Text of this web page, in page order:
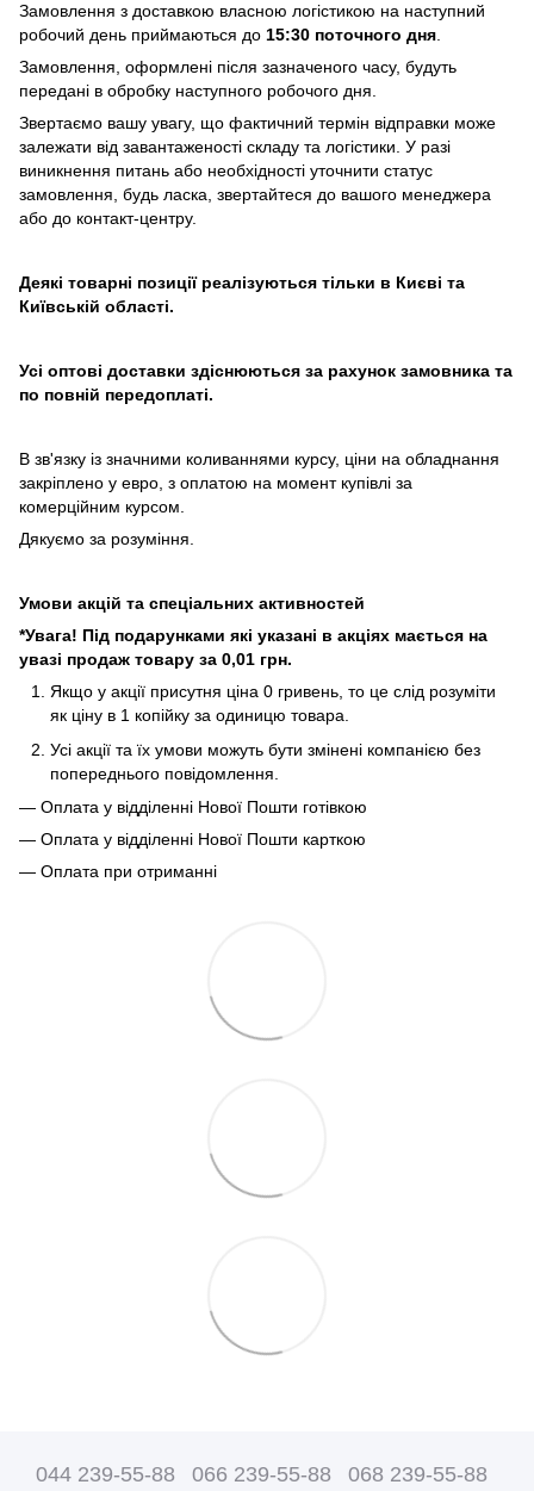
Замовлення з доставкою власною логістикою на наступний
робочий день приймаються до 15:30 поточного дня
Замовлення, оформлені після зазначеного часу, будуть
передані в обробку наступного робочого дня.
Звертаємо вашу увагу, що фактичний термін відправки може
залежати від завантаженості складу та логістики. У разі
виникнення питань або необхідності уточнити статус
замовлення, будь ласка, звертайтеся до вашого менеджера
або до контакт-центру.
Деякі товарні позиції реалізуються тільки в Києві та
Київській області.
Усі оптові доставки здіснюються за рахунок замовника та
по повній передоплаті.
В зв'язку із значними коливаннями курсу, ціни на обладнання
закріплено у евро, з оплатою на момент купівлі за
комерційним курсом.
Дякуємо за розуміння.
Умови акцій та спеціальних активностей
*Увага! Під подарунками які указані в акціях мається на
увазі продаж товару за 0,01 грн.
Якщо у акції присутня ціна 0 гривень, то це слід розуміти
як ціну в 1 копійку за одиницю товара.
Усі акції та їх умови можуть бути змінені компанією без
попереднього повідомлення.
— Оплата у відділенні Нової Пошти готівкою
— Оплата у відділенні Нової Пошти карткою
— Оплата при отриманні
044 239-55-88 066 239-55-88 068 239-55-88